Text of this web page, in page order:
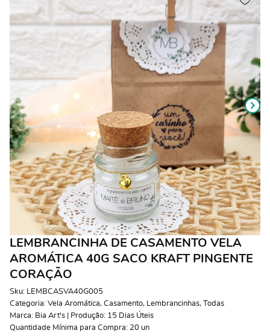
LEMBRANCINHA DE CASAMENTO VELA
AROMÁTICA 40G SACO KRAFT PINGENTE
CORAÇÃO
Sku: LEMBCASVA40G005
Categoria: Vela Aromática, Casamento, Lembrancinhas, Todas
Marca: Bia Art's | Produção: 15 Dias Úteis
Quantidade Mínima para Compra: 20 un